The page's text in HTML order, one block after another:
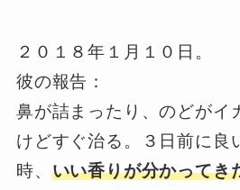
２０１８年１月１０日。
彼の報告：
鼻が詰まったり、のどがイ
けどすぐ治る。３日前に良
時、 いい香りが分かってき